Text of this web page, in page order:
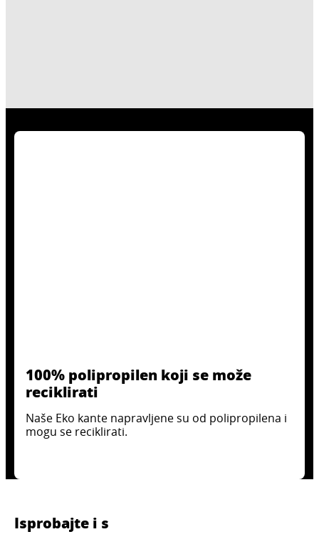
100% polipropilen koji se može
reciklirati
Naše Eko kante napravljene su od polipropilena i
mogu se reciklirati.
Isprobajte i s